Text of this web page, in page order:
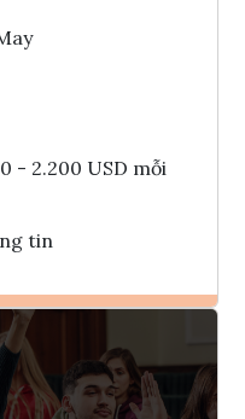
- 2.200 USD mỗi
tin
danh
Tham vấn Interlink